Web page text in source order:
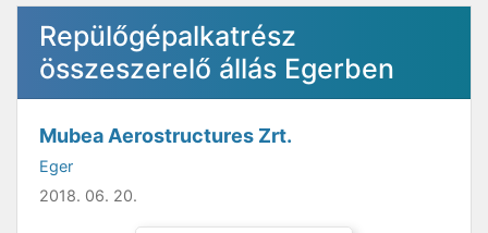
Repülőgépalkatrész
összeszerelő állás Egerben
Mubea Aerostructures Zrt.
Eger
2018. 06. 20.